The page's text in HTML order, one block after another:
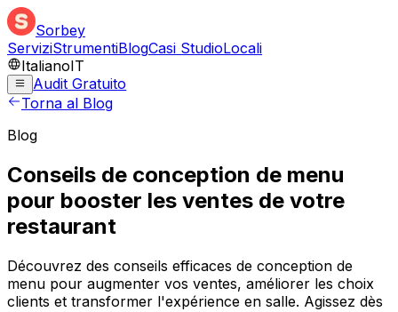
Sorbey
ServiziStrumentiBlogCasi StudioLocali
ItalianoIT
Audit Gratuito
Torna al Blog
Blog
Conseils de conception de menu
pour booster les ventes de votre
restaurant
Découvrez des conseils efficaces de conception de
menu pour augmenter vos ventes, améliorer les choix
clients et transformer l'expérience en salle. Agissez dès